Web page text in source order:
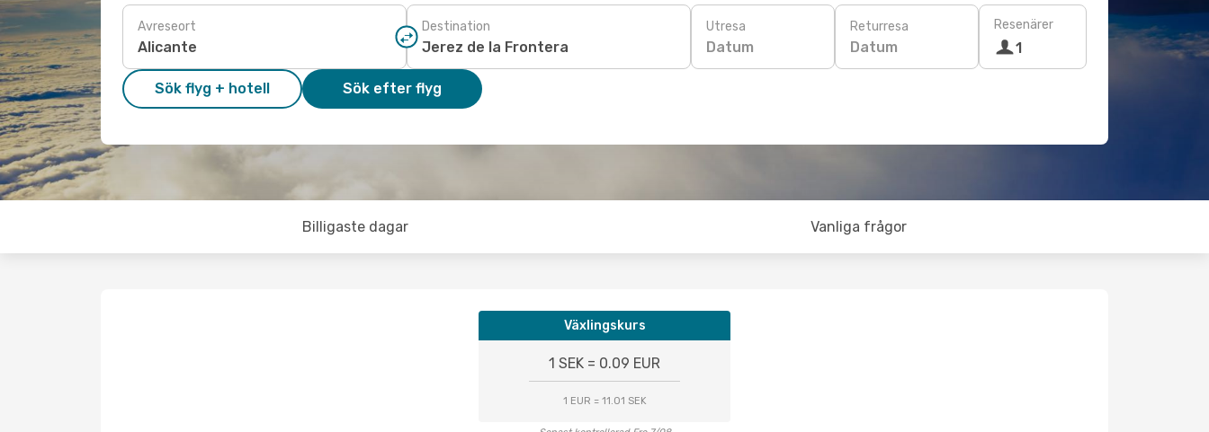
Avreseort Destination Utresa
Datum
Returresa
Datum
Resenärer
1
Sök flyg + hotell Sök efter flyg
Billigaste dagar Vanliga frågor
Växlingskurs
1 SEK = 0.09 EUR
1 EUR = 11.01 SEK